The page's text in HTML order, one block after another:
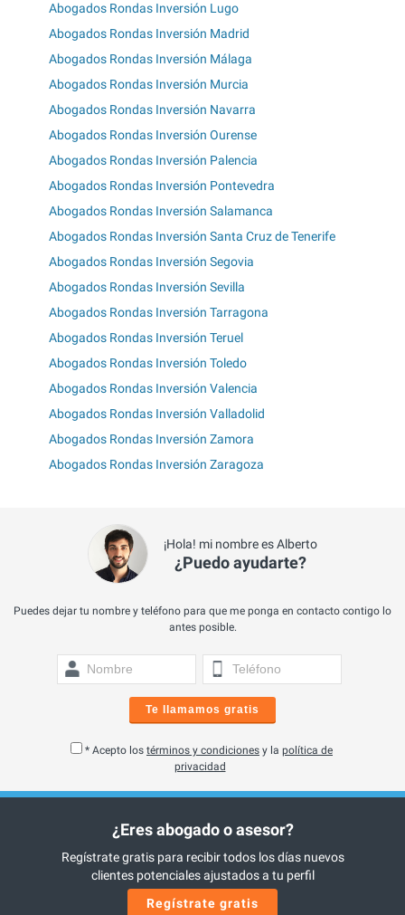
Abogados Rondas Inversión Lugo
Abogados Rondas Inversión Madrid
Abogados Rondas Inversión Málaga
Abogados Rondas Inversión Murcia
Abogados Rondas Inversión Navarra
Abogados Rondas Inversión Ourense
Abogados Rondas Inversión Palencia
Abogados Rondas Inversión Pontevedra
Abogados Rondas Inversión Salamanca
Abogados Rondas Inversión Santa Cruz de Tenerife
Abogados Rondas Inversión Segovia
Abogados Rondas Inversión Sevilla
Abogados Rondas Inversión Tarragona
Abogados Rondas Inversión Teruel
Abogados Rondas Inversión Toledo
Abogados Rondas Inversión Valencia
Abogados Rondas Inversión Valladolid
Abogados Rondas Inversión Zamora
Abogados Rondas Inversión Zaragoza
¡Hola! mi nombre es Alberto
¿Puedo ayudarte?
Puedes dejar tu nombre y teléfono para que me ponga en contacto contigo lo
antes posible.
Te llamamos gratis
* Acepto los términos y condiciones y la política de
privacidad
¿Eres abogado o asesor?
Regístrate gratis para recibir todos los días nuevos
clientes potenciales ajustados a tu perfil
Regístrate gratis